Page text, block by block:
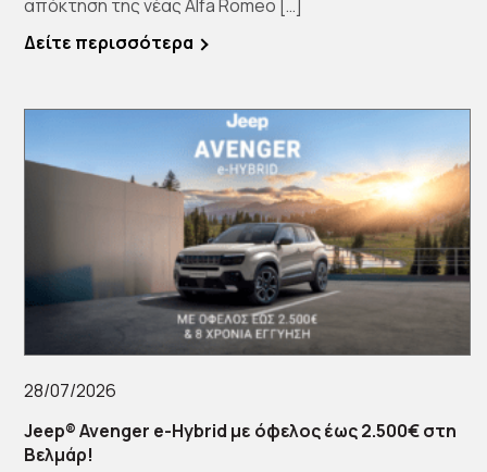
απόκτηση της νέας Alfa Romeo […]
Δείτε περισσότερα
28/07/2026
Jeep® Avenger e-Hybrid με όφελος έως 2.500€ στη
Βελμάρ!